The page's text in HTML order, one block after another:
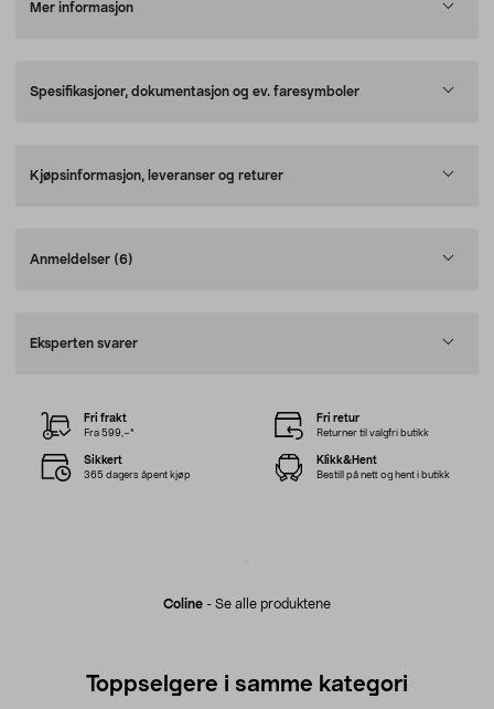
Mer informasjon
Spesifikasjoner, dokumentasjon og ev. faresymboler
Kjøpsinformasjon, leveranser og returer
Anmeldelser (6)
Eksperten svarer
Coline - Se alle produktene
Fri frakt
Fra 599,–*
Fri retur
Returner til valgfri butikk
Sikkert
365 dagers åpent kjøp
Klikk&Hent
Bestill på nett og hent i butikk
Toppselgere i samme kategori